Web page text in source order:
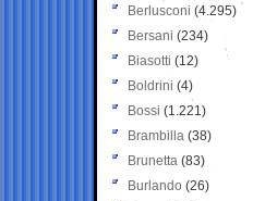
Berlusconi (4.295)
Bersani (234)
Biasotti (12)
Boldrini (4)
Bossi (1.221)
Brambilla (38)
Brunetta (83)
Burlando (26)